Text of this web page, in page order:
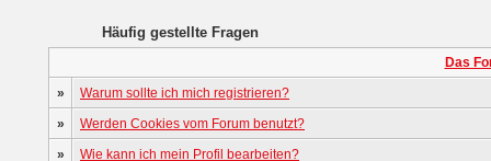
Häufig gestellte Fragen
Das
»
Warum sollte ich mich registrieren?
»
Werden Cookies vom Forum benutzt?
»
Wie kann ich mein Profil bearbeiten?